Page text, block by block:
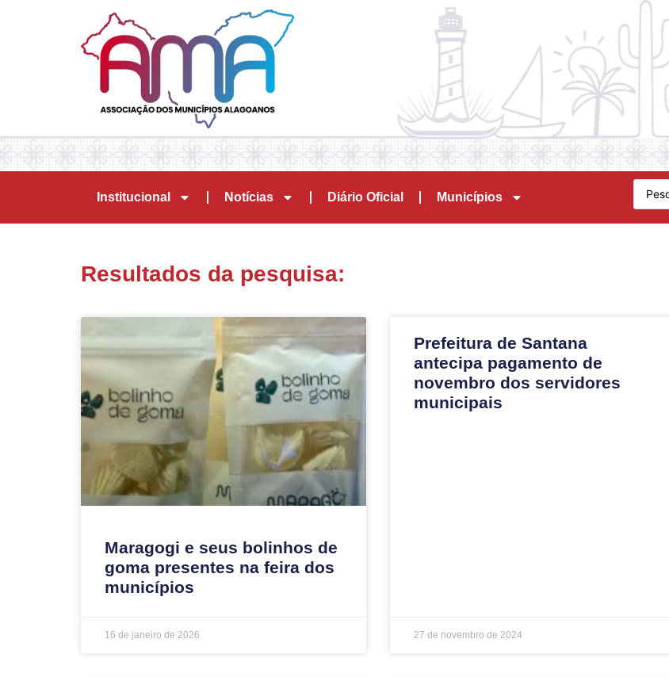
Institucional Notícias Diário Oficial Municípios
Resultados da pesquisa:
Maragogi e seus bolinhos de
goma presentes na feira dos
municípios
16 de janeiro de 2026
Prefeitura de Santana
antecipa pagamento de
novembro dos servidores
municipais
27 de novembro de 2024